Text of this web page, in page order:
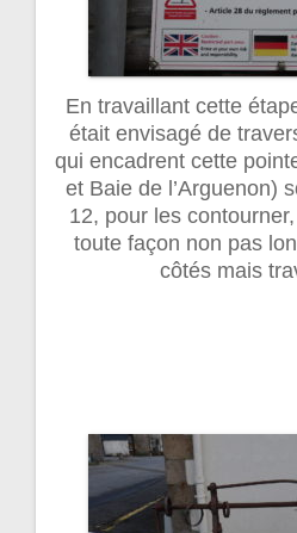
En travaillant cette
était envisagé de
qui encadrent cette
et Baie de l’Arguenon)
12, pour les
toute façon non pas
côtés mais